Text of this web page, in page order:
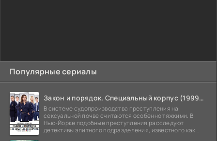
Популярные сериалы
Закон и порядок. Специальный корпус (1999-2026)
В системе судопроизводства преступления на
сексуальной почве считаются особенно тяжкими. В
Нью-Йорке подобные преступления расследуют
детективы элитного подразделения, известного как